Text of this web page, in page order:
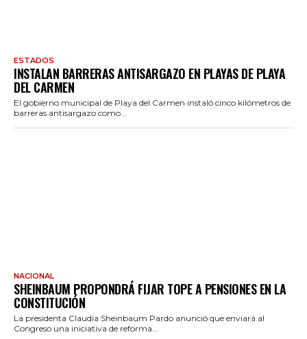
ESTADOS
INSTALAN BARRERAS ANTISARGAZO EN PLAYAS DE PLAYA
DEL CARMEN
El gobierno municipal de Playa del Carmen instaló cinco kilómetros de
barreras antisargazo como...
NACIONAL
SHEINBAUM PROPONDRÁ FIJAR TOPE A PENSIONES EN LA
CONSTITUCIÓN
La presidenta Claudia Sheinbaum Pardo anunció que enviará al
Congreso una iniciativa de reforma...